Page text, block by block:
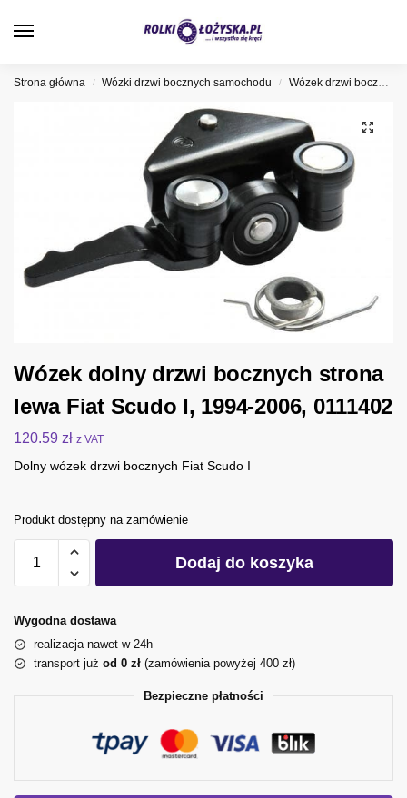
Strona główna / Wózki drzwi bocznych samochodu / Wózek drzwi bocznych Fiat
Wózek dolny drzwi bocznych strona
lewa Fiat Scudo I, 1994-2006, 0111402
120.59 zł z VAT
Dolny wózek drzwi bocznych Fiat Scudo I
Produkt dostępny na zamówienie
Dodaj do koszyka
Wygodna dostawa
realizacja nawet w 24h
transport już od 0 zł (zamówienia powyżej 400 zł)
Bezpieczne płatności